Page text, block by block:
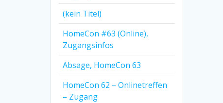
(kein Titel)
HomeCon #63 (Online),
Zugangsinfos
Absage, HomeCon 63
HomeCon 62 – Onlinetreffen
– Zugang